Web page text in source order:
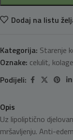
Dodaj na listu
Kategorija: Starenje
Oznake: celulit,
Podijeli:
Opis
Uz lipoliptično
mršavljenju. Anti-